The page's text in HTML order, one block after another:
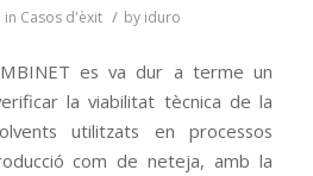
in Casos d'èxit / by iduro
es va dur a terme un
la viabilitat tècnica de la
utilitzats en processos
com de neteja, amb la